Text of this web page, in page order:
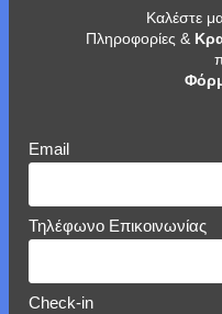
Καλέστε
Πληροφορίες &
Email
Τηλέφωνο Επικοινωνίας
Check-in